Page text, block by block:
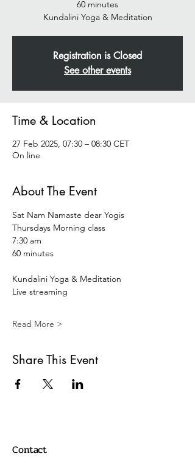
60 minutes
Registration is Closed
See other events
Time & Location
27 Feb 2025, 07:30 – 08:30 CET
On line
About The Event
Sat Nam Namaste dear Yogis
Thursdays Morning class
7:30 am
60 minutes
Kundalini Yoga & Meditation
Live streaming
Read More >
Share This Event
Contact